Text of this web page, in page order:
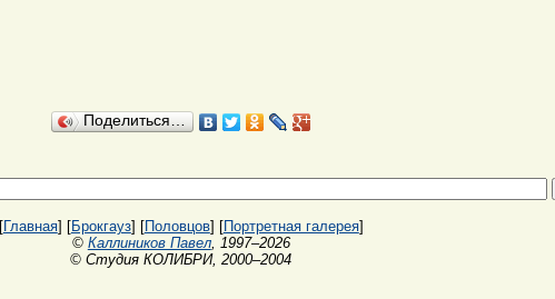
Поделиться…
[Главная] [Брокгауз] [Половцов] [Портретная галерея]
© Каллиников Павел, 1997–2026
© Студия КОЛИБРИ, 2000–2004